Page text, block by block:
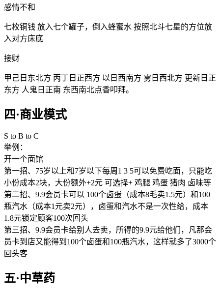
感情不和
七枚铜钱 放入七个罐子，倒入蜂蜜水 按照北斗七星的方位放
入对方床底
接财
甲己日东北方 丙丁日正西方 以日西南方 雾日西北方 更新日正
东方 人鬼日正南 东西南北点香叩拜。
四·商业模式
S to B to C
举例：
开一个面馆
第一招、75岁以上和7岁以下每周1 3 5可以免费吃面，只能吃
小份成本2块，大份额外+2元 可选择+ 鸡腿 鸡蛋 猪肉 卤味等
第二招、9.9会员卡可以 100个卤蛋（成本8毛卖1.5元）和100
瓶汽水（成本1元卖2元），卤蛋和汽水不是一次性给，成本
1.8元锁定顾客100次回头
第三招、9.9会员卡给别人去卖，所得的9.9元给他们，凡那会
员卡到店又能得到100个卤蛋和100瓶汽水，这样就多了3000个
回头客
五·中草药